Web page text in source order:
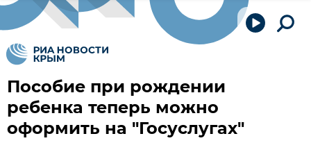
Пособие при рождении
ребенка теперь можно
оформить на "Госуслугах"